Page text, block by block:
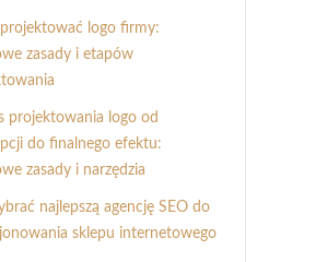
logo firmy:
zasady i etapów
projektowania logo od
do finalnego efektu:
zasady i narzędzia
najlepszą agencję SEO do
sklepu internetowego